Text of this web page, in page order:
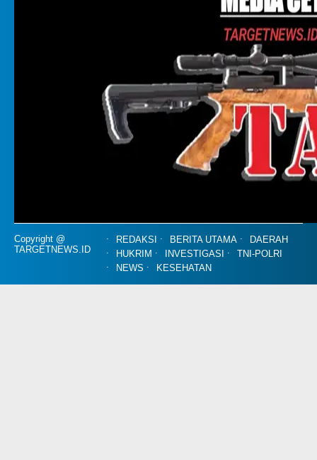
Copyright @
TARGETNEWS.ID
REDAKSI BERITA UTAMA
DAERAH
HUKRIM
INVESTIGASI
TNI-POLRI
NEWS
KESEHATAN